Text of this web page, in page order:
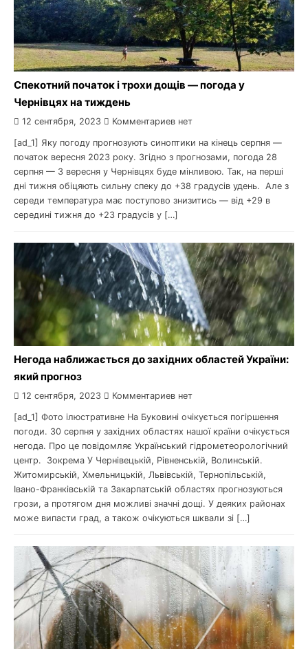
Спекотний початок і трохи дощів — погода у
Чернівцях на тиждень
12 сентября, 2023 Комментариев нет
[ad_1] Яку погоду прогнозують синоптики на кінець серпня —
початок вересня 2023 року. Згідно з прогнозами, погода 28
серпня — 3 вересня у Чернівцях буде мінливою. Так, на перші
дні тижня обіцяють сильну спеку до +38 градусів удень. Але з
середи температура має поступово знизитись — від +29 в
середині тижня до +23 градусів у […]
Негода наближається до західних областей України:
який прогноз
12 сентября, 2023 Комментариев нет
[ad_1] Фото ілюстративне На Буковині очікується погіршення
погоди. 30 серпня у західних областях нашої країни очікується
негода. Про це повідомляє Український гідрометеорологічний
центр. Зокрема У Чернівецькій, Рівненській, Волинській.
Житомирській, Хмельницькій, Львівській, Тернопільській,
Івано-Франківській та Закарпатській областях прогнозуються
грози, а протягом дня можливі значні дощі. У деяких районах
може випасти град, а також очікуються шквали зі […]